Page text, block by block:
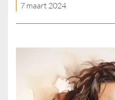
7 maart 2024